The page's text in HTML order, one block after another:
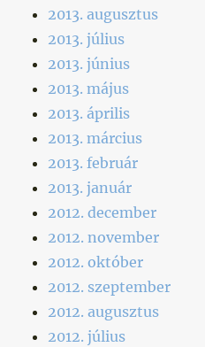
2013. augusztus
2013. július
2013. június
2013. május
2013. április
2013. március
2013. február
2013. január
2012. december
2012. november
2012. október
2012. szeptember
2012. augusztus
2012. július